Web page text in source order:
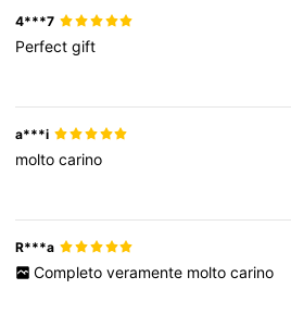
4***7
Perfectgift
a***i
moltocarino
R***a
Completo veramente molto carino